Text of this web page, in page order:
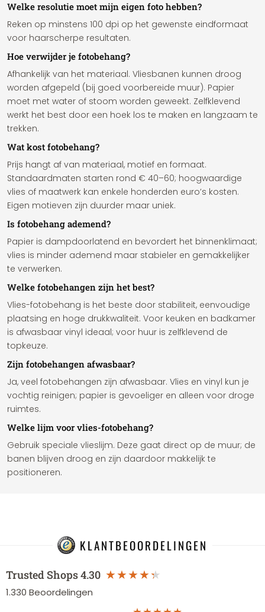
Welke resolutie moet mijn eigen foto hebben?
Reken op minstens 100 dpi op het gewenste eindformaat
voor haarscherpe resultaten.
Hoe verwijder je fotobehang?
Afhankelijk van het materiaal. Vliesbanen kunnen droog
worden afgepeld (bij goed voorbereide muur). Papier
moet met water of stoom worden geweekt. Zelfklevend
werkt het best door een hoek los te maken en langzaam te
trekken.
Wat kost fotobehang?
Prijs hangt af van materiaal, motief en formaat.
Standaardmaten starten rond € 40–60; hoogwaardige
vlies of maatwerk kan enkele honderden euro’s kosten.
Eigen motieven zijn duurder maar uniek.
Is fotobehang ademend?
Papier is dampdoorlatend en bevordert het binnenklimaat;
vlies is minder ademend maar stabieler en gemakkelijker
te verwerken.
Welke fotobehangen zijn het best?
Vlies-fotobehang is het beste door stabiliteit, eenvoudige
plaatsing en hoge drukkwaliteit. Voor keuken en badkamer
is afwasbaar vinyl ideaal; voor huur is zelfklevend de
topkeuze.
Zijn fotobehangen afwasbaar?
Ja, veel fotobehangen zijn afwasbaar. Vlies en vinyl kun je
vochtig reinigen; papier is gevoeliger en alleen voor droge
ruimtes.
Welke lijm voor vlies-fotobehang?
Gebruik speciale vlieslijm. Deze gaat direct op de muur; de
banen blijven droog en zijn daardoor makkelijk te
positioneren.
KLANTBEOORDELINGEN
Trusted Shops4.30
1.330 Beoordelingen